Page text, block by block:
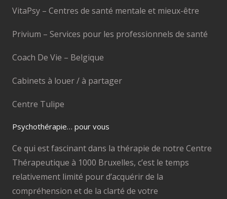
VitaPsy – Centres de santé mentale et mieux-être
Privium – Services pour les professionnels de santé
Coach De Vie – Belgique
Cabinets à louer / à partager
Centre Tulipe
Psychothérapie… pour vous
Ce qui est fascinant dans la thérapie de notre Centre
Thérapeutique à 1000 Bruxelles, c’est le temps
relativement limité pour d’acquérir de la
compréhension et de la clarté de votre